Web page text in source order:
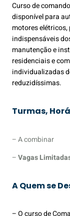
Curso de
disponível para
motores
indispensáveis
manutenção e
residenciais e
individualizadas
reduzidíssimas.
Turmas,
– A combinar
–Vagas
A Quem se
– O curso de